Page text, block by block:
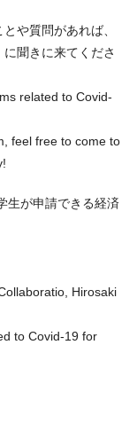
や質問があれば、
聞きに来てくださ
related to Covid-
feel free to come to
生が申請できる経済
Hirosaki
to Covid-19 for